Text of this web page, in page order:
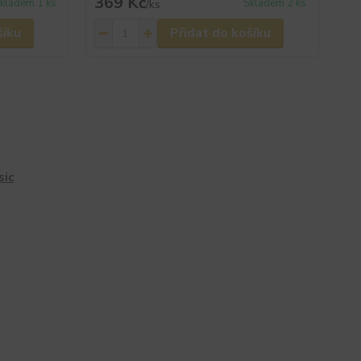
1 ks /ks Skladem 2 ks
Přidat do košíku